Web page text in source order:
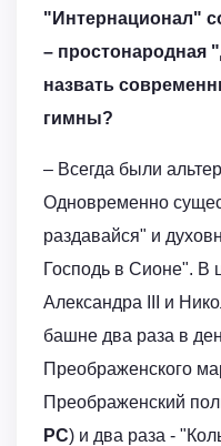
"Интернационал"
– простонародная
назвать
гимны?
– Всегда были
Одновременно
раздавайся" и
Господь в Сионе". В
Александра III и
башне два раза в
Преображенского
Преображенский
РС) и два раза -